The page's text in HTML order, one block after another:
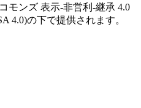
モンズ 表示-非営利-継承 4.0
4.0)の下で提供されます。